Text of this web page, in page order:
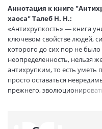
Перевод:
Тип обложки:
Формат:
Размеры в мм
(ДхШхВ):
Вес:
668 гр.
Страниц:
864
Код товара:
50098573
Аннотация к книге
хаоса" Талеб Н. Н.:
«Антихрупкость» — книга
ключевом свойстве людей,
которого до сих пор не
неопределенность, нельзя
антихрупким, то есть уметь
просто оставаться
прежнего,